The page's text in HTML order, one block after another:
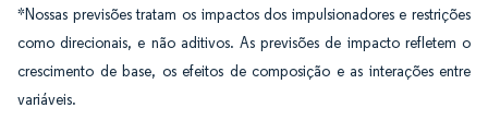
*Nossas previsões tratam os impactos dos impulsionadores e restrições
como direcionais, e não aditivos. As previsões de impacto refletem o
crescimento de base, os efeitos de composição e as interações entre
variáveis.